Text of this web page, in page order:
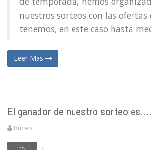
nuestros sorteos con las ofertas
tenemos, en este caso hasta
Leer Más
El ganador de nuestro sorteo es....
Buceo